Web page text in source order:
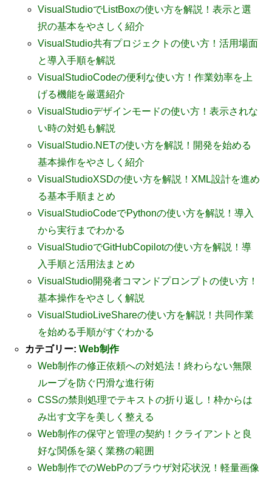
VisualStudioでListBoxの使い方を解説！表示と選
択の基本をやさしく紹介
VisualStudio共有プロジェクトの使い方！活用場面
と導入手順を解説
VisualStudioCodeの便利な使い方！作業効率を上
げる機能を厳選紹介
VisualStudioデザインモードの使い方！表示されな
い時の対処も解説
VisualStudio.NETの使い方を解説！開発を始める
基本操作をやさしく紹介
VisualStudioXSDの使い方を解説！XML設計を進め
る基本手順まとめ
VisualStudioCodeでPythonの使い方を解説！導入
から実行までわかる
VisualStudioでGitHubCopilotの使い方を解説！導
入手順と活用法まとめ
VisualStudio開発者コマンドプロンプトの使い方！
基本操作をやさしく解説
VisualStudioLiveShareの使い方を解説！共同作業
を始める手順がすぐわかる
カテゴリー: Web制作
Web制作の修正依頼への対処法！終わらない無限
ループを防ぐ円滑な進行術
CSSの禁則処理でテキストの折り返し！枠からは
み出す文字を美しく整える
Web制作の保守と管理の契約！クライアントと良
好な関係を築く業務の範囲
Web制作でのWebPのブラウザ対応状況！軽量画像